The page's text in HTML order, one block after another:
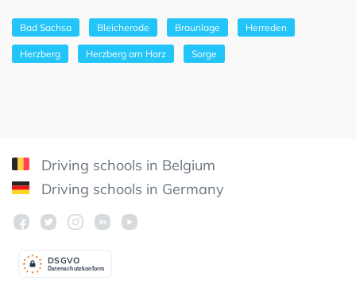
Bad Sachsa Bleicherode Braunlage Herreden
Herzberg Herzberg am Harz Sorge
Driving schools in Belgium
Driving schools in Germany
Datenschutzkonform
DSGVO